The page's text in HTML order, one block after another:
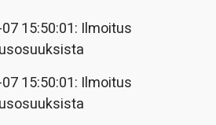
15:50:01: Ilmoitus
15:50:01: Ilmoitus